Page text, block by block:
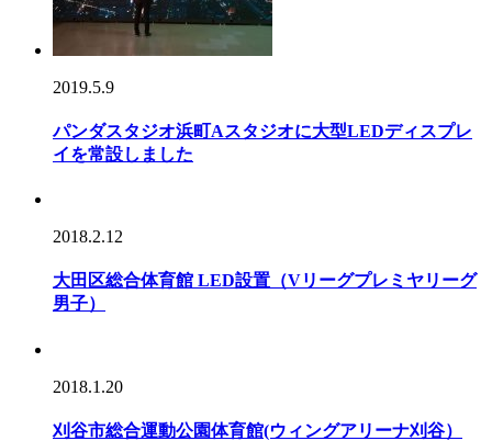
2019.5.9
パンダスタジオ浜町Aスタジオに大型LEDディスプレ
イを常設しました
2018.2.12
大田区総合体育館 LED設置（Vリーグプレミヤリーグ
男子）
2018.1.20
刈谷市総合運動公園体育館(ウィングアリーナ刈谷）